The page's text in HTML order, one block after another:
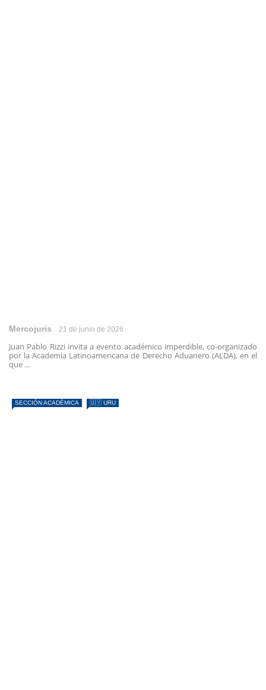
Mercojuris 21 de junio de 2026
Juan Pablo Rizzi invita a evento académico imperdible, co-organizado
por la Academia Latinoamericana de Derecho Aduanero (ALDA), en el
que ...
SECCIÓN ACADÉMICA 🇺🇾 URU